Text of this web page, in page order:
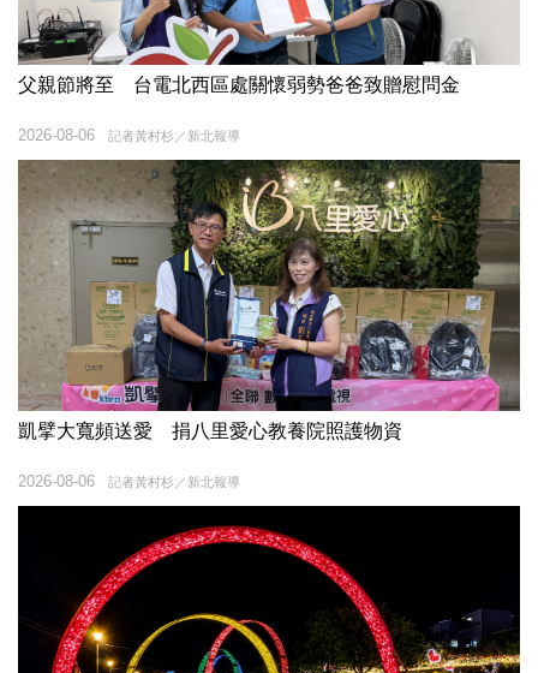
父親節將至 台電北西區處關懷弱勢爸爸致贈慰問金
記者黃村杉／新北報導
2026-08-06
凱擘大寬頻送愛 捐八里愛心教養院照護物資
記者黃村杉／新北報導
2026-08-06